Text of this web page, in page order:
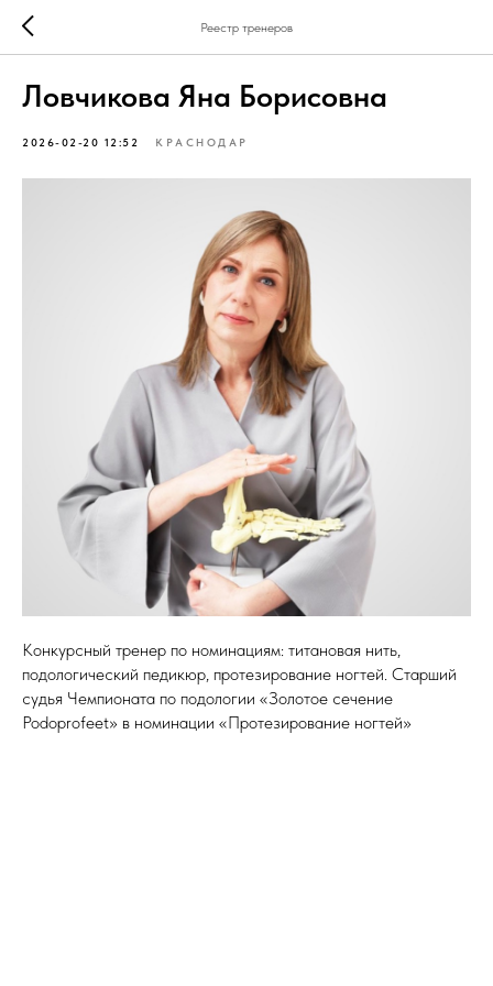
Реестр тренеров
Ловчикова Яна Борисовна
2026-02-20 12:52 КРАСНОДАР
Конкурсный тренер по номинациям: титановая нить,
подологический педикюр, протезирование ногтей. Старший
судья Чемпионата по подологии «Золотое сечение
Podoprofeet» в номинации «Протезирование ногтей»